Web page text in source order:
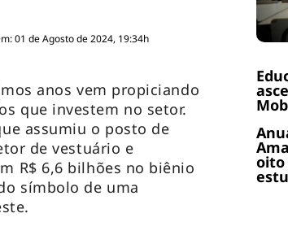
oito
01 de Agosto de 2024, 19:34h
anos vem propiciando
que investem no setor.
assumiu o posto de
de vestuário e
R$ 6,6 bilhões no biênio
símbolo de uma